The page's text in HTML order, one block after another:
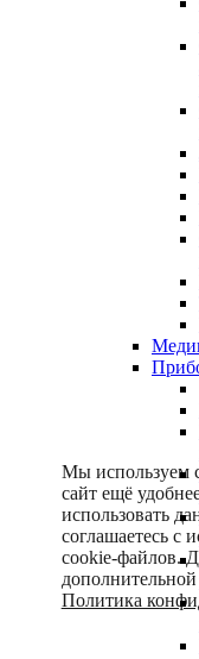
Мы используем
сайт ещё
использовать
соглашаетесь с
cookie-файлов.
Политика